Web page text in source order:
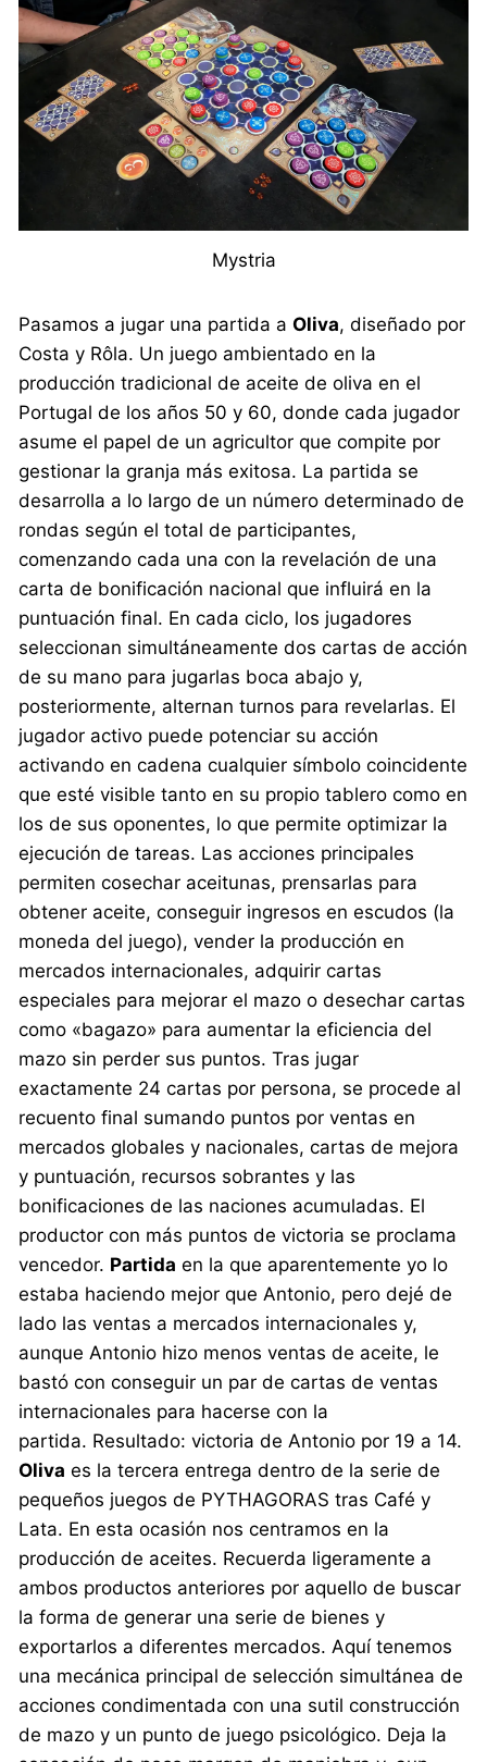
Mystria
Pasamos a jugar una partida aOliva, diseñado por
Costa y Rôla. Un juego ambientado en la
producción tradicional de aceite de oliva en el
Portugal de los años 50 y 60, donde cada jugador
asume el papel de un agricultor que compite por
gestionar la granja más exitosa. La partida se
desarrolla a lo largo de un número determinado de
rondas según el total de participantes,
comenzando cada una con la revelación de una
carta de bonificación nacional que influirá en la
puntuación final. En cada ciclo, los jugadores
seleccionan simultáneamente dos cartas de acción
de su mano para jugarlas boca abajo y,
posteriormente, alternan turnos para revelarlas. El
jugador activo puede potenciar su acción
activando en cadena cualquier símbolo coincidente
que esté visible tanto en su propio tablero como en
los de sus oponentes, lo que permite optimizar la
ejecución de tareas. Las acciones principales
permiten cosechar aceitunas, prensarlas para
obtener aceite, conseguir ingresos en escudos (la
moneda del juego), vender la producción en
mercados internacionales, adquirir cartas
especiales para mejorar el mazo o desechar cartas
como «bagazo» para aumentar la eficiencia del
mazo sin perder sus puntos. Tras jugar
exactamente 24 cartas por persona, se procede al
recuento final sumando puntos por ventas en
mercados globales y nacionales, cartas de mejora
y puntuación, recursos sobrantes y las
bonificaciones de las naciones acumuladas. El
productor con más puntos de victoria se proclama
vencedor. Partida en la que aparentemente yo lo
estaba haciendo mejor que Antonio, pero dejé de
lado las ventas a mercados internacionales y,
aunque Antonio hizo menos ventas de aceite, le
bastó con conseguir un par de cartas de ventas
internacionales para hacerse con la
partida. Resultado: victoria de Antonio por 19 a 14.
Oliva es la tercera entrega dentro de la serie de
pequeños juegos de PYTHAGORAS tras Café y
Lata. En esta ocasión nos centramos en la
producción de aceites. Recuerda ligeramente a
ambos productos anteriores por aquello de buscar
la forma de generar una serie de bienes y
exportarlos a diferentes mercados. Aquí tenemos
una mecánica principal de selección simultánea de
acciones condimentada con una sutil construcción
de mazo y un punto de juego psicológico. Deja la